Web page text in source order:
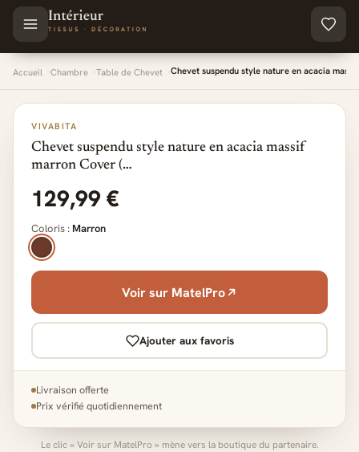
Aller au contenu principal
Accueil Chambre Table de Chevet Chevet suspendu style nature en acacia
VIVABITA
Chevet suspendu style nature en acacia massif
marron Cover (…
129,99 €
Coloris : Marron
Voir sur MatelPro
Ajouter aux favoris
Livraison offerte
Prix vérifié quotidiennement
Le clic « Voir sur MatelPro » mène vers la boutique du partenaire.